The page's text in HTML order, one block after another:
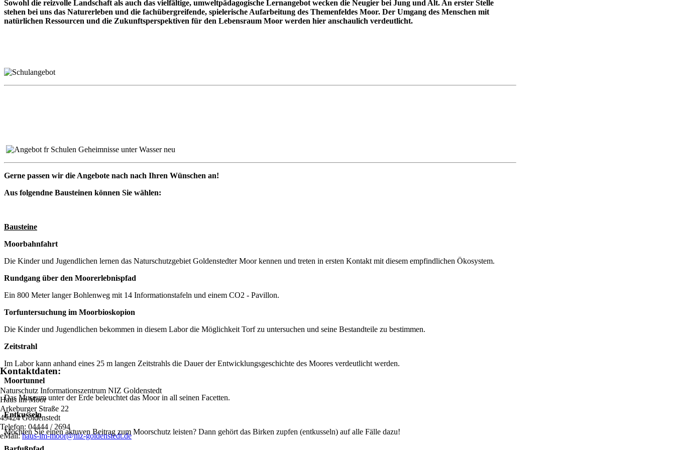
Sowohl die reizvolle Landschaft als auch das vielfältige, umweltpädagogische Lernangebot wecken die Neugier bei Jung und Alt. An erster Stelle
stehen bei uns das Naturerleben und die fachübergreifende, spielerische Aufarbeitung des Themenfeldes Moor. Der Umgang des Menschen mit
natürlichen Ressourcen und die Zukunftsperspektiven für den Lebensraum Moor werden hier anschaulich verdeutlicht.
Gerne passen wir die Angebote nach nach Ihren Wünschen an!
Aus folgendne Bausteinen können Sie wählen:
Bausteine
Moorbahnfahrt
Die Kinder und Jugendlichen lernen das Naturschutzgebiet Goldenstedter Moor kennen und treten in ersten Kontakt mit diesem empfindlichen Ökosystem.
Rundgang über den Moorerlebnispfad
Ein 800 Meter langer Bohlenweg mit 14 Informationstafeln und einem CO2 - Pavillon.
Torfuntersuchung im Moorbioskopion
Die Kinder und Jugendlichen bekommen in diesem Labor die Möglichkeit Torf zu untersuchen und seine Bestandteile zu bestimmen.
Zeitstrahl
Im Labor kann anhand eines 25 m langen Zeitstrahls die Dauer der Entwicklungsgeschichte des Moores verdeutlicht werden.
Moortunnel
Das Museum unter der Erde beleuchtet das Moor in all seinen Facetten.
Entkusseln
Möchten Sie einen aktuven Beitrag zum Moorschutz leisten? Dann gehört das Birken zupfen (entkusseln) auf alle Fälle dazu!
Kontaktdaten:
Naturschutz Informationszentrum NIZ Goldenstedt
Haus im Moor
Arkeburger Straße 22
49424 Goldenstedt
Telefon: 04444 / 2694
eMail:haus-im-moor@niz-goldenstedt.de